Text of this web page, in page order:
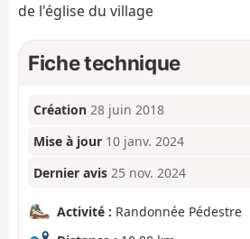
de l'église du village
Fiche technique
Création 28 juin 2018
Mise à jour 10 janv. 2024
Dernier avis 25 nov. 2024
Activité : Randonnée Pédestre